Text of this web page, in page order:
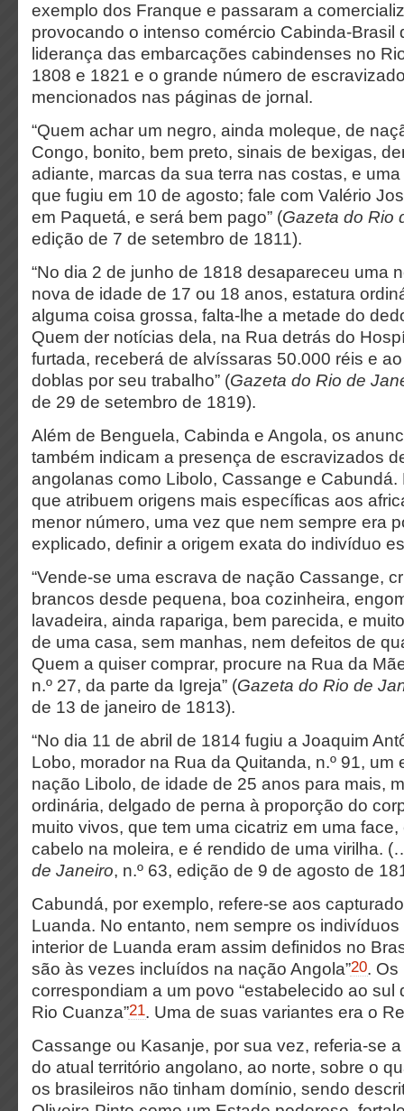
exemplo dos Franque e passaram a
provocando o intenso comércio Cabinda-Brasil
liderança das embarcações cabindenses no
1808 e 1821 e o grande número de
mencionados nas páginas de jornal.
“Quem achar um negro, ainda moleque, de
Congo, bonito, bem preto, sinais de bexigas,
adiante, marcas da sua terra nas costas, e
que fugiu em 10 de agosto; fale com Valério
em Paquetá, e será bem pago” (Gazeta do Rio
edição de 7 de setembro de 1811).
“No dia 2 de junho de 1818 desapareceu uma
nova de idade de 17 ou 18 anos, estatura
alguma coisa grossa, falta-lhe a metade do
Quem der notícias dela, na Rua detrás do
furtada, receberá de alvíssaras 50.000 réis e
doblas por seu trabalho” (Gazeta do Rio de
de 29 de setembro de 1819).
Além de Benguela, Cabinda e Angola, os
também indicam a presença de escravizados
angolanas como Libolo, Cassange e Cabundá.
que atribuem origens mais específicas aos
menor número, uma vez que nem sempre era
explicado, definir a origem exata do indivíduo
“Vende-se uma escrava de nação Cassange,
brancos desde pequena, boa cozinheira,
lavadeira, ainda rapariga, bem parecida, e
de uma casa, sem manhas, nem defeitos de
Quem a quiser comprar, procure na Rua da
n.º 27, da parte da Igreja” (Gazeta do Rio de
de 13 de janeiro de 1813).
“No dia 11 de abril de 1814 fugiu a Joaquim
Lobo, morador na Rua da Quitanda, n.º 91, um
nação Libolo, de idade de 25 anos para mais,
ordinária, delgado de perna à proporção do
muito vivos, que tem uma cicatriz em uma
cabelo na moleira, e é rendido de uma virilha.
de Janeiro, n.º 63, edição de 9 de agosto de
Cabundá, por exemplo, refere-se aos
Luanda. No entanto, nem sempre os
interior de Luanda eram assim definidos no
são às vezes incluídos na nação Angola”20. Os
correspondiam a um povo “estabelecido ao sul
Rio Cuanza”21. Uma de suas variantes era o
Cassange ou Kasanje, por sua vez, referia-se
do atual território angolano, ao norte, sobre o
os brasileiros não tinham domínio, sendo